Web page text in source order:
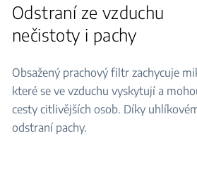
Odstraní ze vzduchu
nečistoty i pachy
Obsažený prachový filtr zachycuje
které se ve vzduchu vyskytují a
cesty citlivějších osob. Díky
odstraní pachy.